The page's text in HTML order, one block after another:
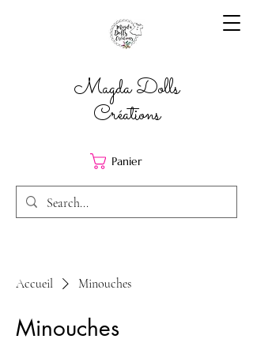
Magda Dolls
Créations
Panier
Accueil Minouches
Minouches